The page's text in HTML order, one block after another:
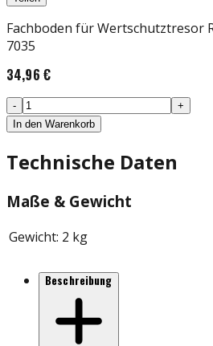
Fachboden für Wertschutztresor
7035
34,96 €
-
+
In den Warenkorb
Technische Daten
Maße & Gewicht
Gewicht: 2 kg
Beschreibung